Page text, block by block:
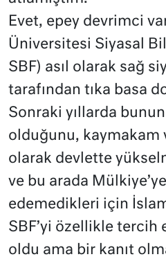
Evet, epey devrimci
Üniversitesi Siyasal
SBF) asıl olarak sağ
tarafından tıka basa
Sonraki yıllarda
olduğunu, kaymakam
olarak devlette
ve bu arada
edemedikleri için
SBF’yi özellikle
oldu ama bir kanıt